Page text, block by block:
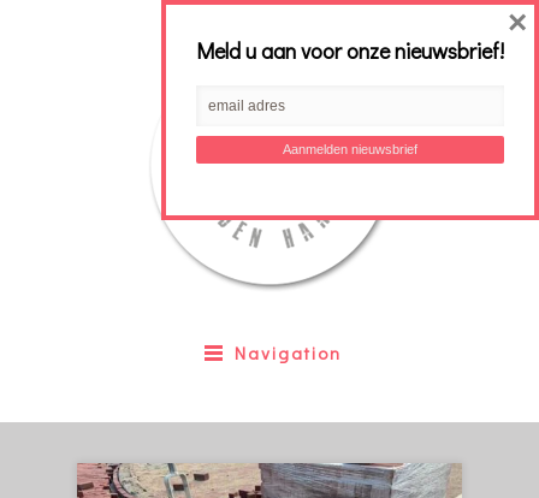
Navigation
Meld u aan voor onze nieuwsbrief!
×